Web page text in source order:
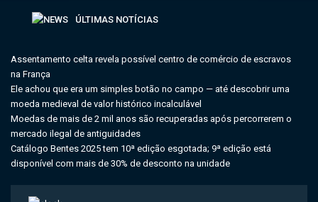
ÚLTIMAS NOTÍCIAS
Assentamento celta revela possível centro de comércio de escravos
na França
Ele achou que era um simples botão no campo — até descobrir uma
moeda medieval de valor histórico incalculável
Moedas de mais de 2 mil anos são recuperadas após percorrerem o
mercado ilegal de antiguidades
Catálogo Bentes 2025 tem 10ª edição esgotada; 9ª edição está
disponível com mais de 30% de desconto na unidade